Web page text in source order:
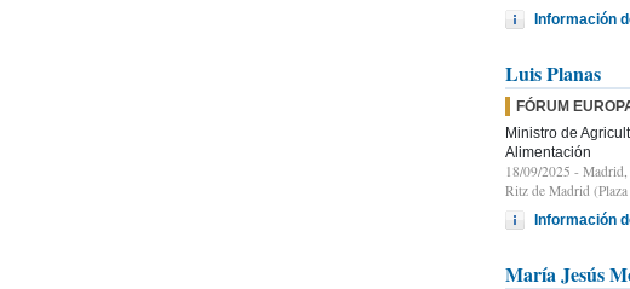
Información
Luis Planas
FÓRUM
Ministro de
Alimentación
18/09/2025 - Madrid,
Ritz de Madrid
Información
María Jesús